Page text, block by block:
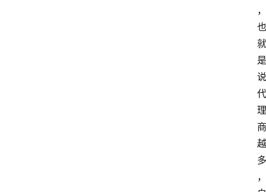
，
也
就
是
说
代
理
商
越
多
，